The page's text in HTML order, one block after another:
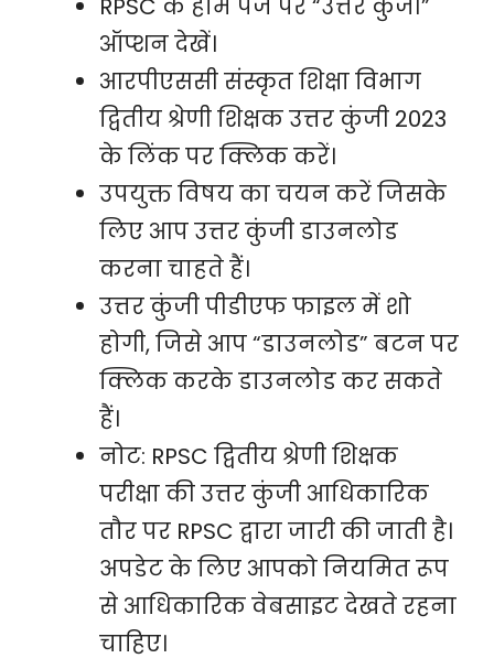
RPSC के होम पेज पर “उत्तर कुंजी”
ऑप्शन देखें।
आरपीएससी संस्कृत शिक्षा विभाग
द्वितीय श्रेणी शिक्षक उत्तर कुंजी 2023
के लिंक पर क्लिक करें।
उपयुक्त विषय का चयन करें जिसके
लिए आप उत्तर कुंजी डाउनलोड
करना चाहते हैं।
उत्तर कुंजी पीडीएफ फाइल में शो
होगी, जिसे आप “डाउनलोड” बटन पर
क्लिक करके डाउनलोड कर सकते
हैं।
नोट: RPSC द्वितीय श्रेणी शिक्षक
परीक्षा की उत्तर कुंजी आधिकारिक
तौर पर RPSC द्वारा जारी की जाती है।
अपडेट के लिए आपको नियमित रूप
से आधिकारिक वेबसाइट देखते रहना
चाहिए।